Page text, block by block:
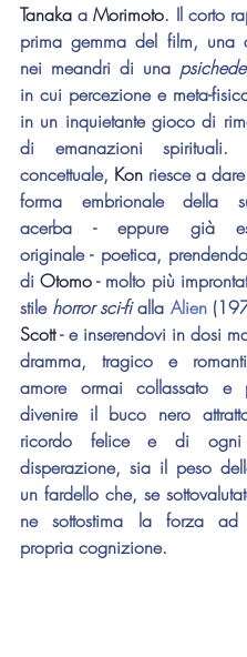
Tanaka a Morimoto. Il corto
prima gemma del film, una
nei meandri di una
in cui percezione e meta-
in un inquietante gioco di
di emanazioni spirituali.
concettuale, Kon riesce a
forma embrionale della
acerba - eppure già
originale - poetica,
di Otomo - molto più
stile horror sci-fi alla Alien
Scott - e inserendovi in dosi
dramma, tragico e
amore ormai collassato e
divenire il buco nero
ricordo felice e di
disperazione, sia il peso
un fardello che, se
ne sottostima la forza ad
propria cognizione.